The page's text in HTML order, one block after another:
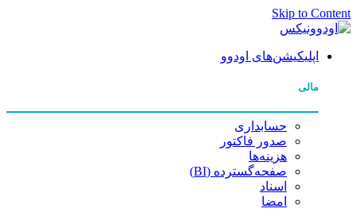
Skip to Content
اپلیکیشن‌های اودوو
مالی
حسابداری
صدور فاکتور
هزینه‌ها
صفحه‌گسترده (BI)
اسناد
امضا